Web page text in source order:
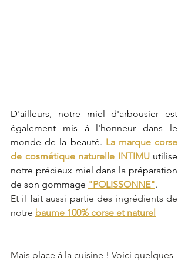
D'ailleurs, notre miel d'arbousier est
également mis à l'honneur dans le
monde de la beauté. La marque corse
de cosmétique naturelle INTIMU utilise
notre précieux miel dans la préparation
de son gommage "POLISSONNE".
Et il fait aussi partie des ingrédients de
notre baume 100% corse et naturel
Mais place à la cuisine ! Voici quelques